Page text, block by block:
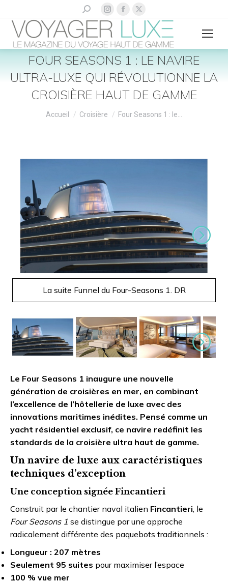
Recherche
page
Instagram
s'ouvre
dans
une
nouvelle
fenêtre
page
Facebook
s'ouvre
dans
une
nouvelle
fenêtre
page
X
s'ouvre
dans
une
nouvelle
fenêtre
FOUR SEASONS 1 : LE NAVIRE
ULTRA-LUXE QUI RÉVOLUTIONNE LA
CROISIÈRE HAUT DE GAMME
Vous êtes ici :
Accueil Croisière Four Seasons 1 : le…
La suite Funnel du Four-Seasons 1. DR
Suivant
Suivant
Le Four Seasons 1 inaugure une nouvelle
génération de croisières en mer, en combinant
l’excellence de l’hôtellerie de luxe avec des
innovations maritimes inédites. Pensé comme un
yacht résidentiel exclusif, ce navire redéfinit les
standards de la croisière ultra haut de gamme.
Un navire de luxe aux caractéristiques
techniques d’exception
Une conception signée Fincantieri
Construit par le chantier naval italien Fincantieri, le
Four Seasons 1 se distingue par une approche
radicalement différente des paquebots traditionnels :
Longueur : 207 mètres
Seulement 95 suites pour maximiser l’espace
100 % vue mer